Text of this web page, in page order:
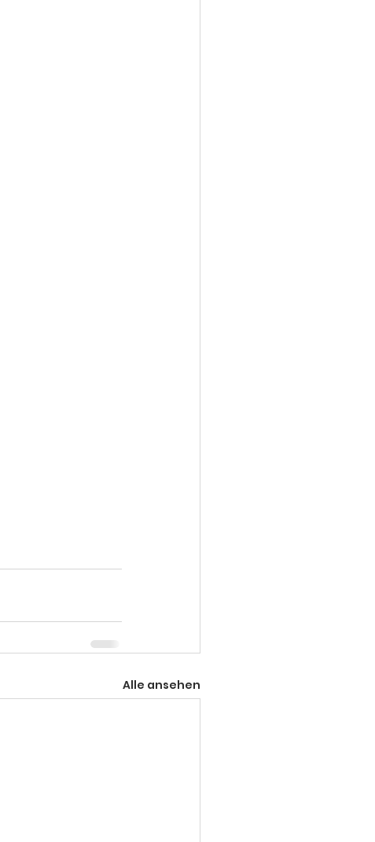
Alle ansehen